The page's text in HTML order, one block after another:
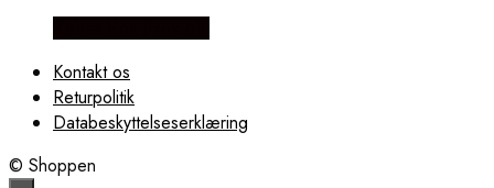
Kontakt os
Returpolitik
Databeskyttelseserklæring
© Shoppen